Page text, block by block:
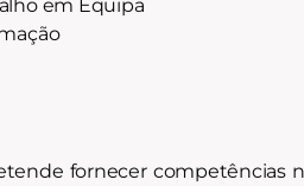
em Equipa
fornecer competências